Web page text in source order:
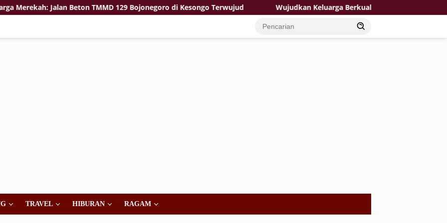
Jalan Beton TMMD 129 Bojonegoro di Kesongo Terwujud Wujudkan Keluarga Berkualitas: TMMD 129 Bojonegoro
TRAVEL HIBURAN RAGAM